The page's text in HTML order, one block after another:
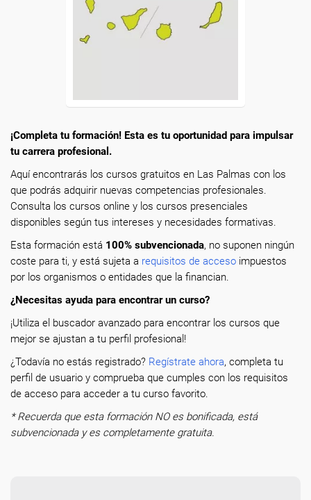
¡Completa tu formación! Esta es tu oportunidad para impulsar
tu carrera profesional.
Aquí encontrarás los cursos gratuitos en Las Palmas con los
que podrás adquirir nuevas competencias profesionales.
Consulta los cursos online y los cursos presenciales
disponibles según tus intereses y necesidades formativas.
Esta formación está 100% subvencionada, no suponen ningún
coste para ti, y está sujeta a requisitos de acceso impuestos
por los organismos o entidades que la financian.
¿Necesitas ayuda para encontrar un curso?
¡Utiliza el buscador avanzado para encontrar los cursos que
mejor se ajustan a tu perfil profesional!
¿Todavía no estás registrado? Regístrate ahora, completa tu
perfil de usuario y comprueba que cumples con los requisitos
de acceso para acceder a tu curso favorito.
* Recuerda que esta formación NO es bonificada, está
subvencionada y es completamente gratuita.